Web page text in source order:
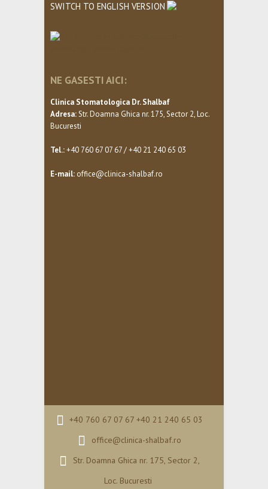
SWITCH TO ENGLISH VERSION
NE GASESTI AICI:
Clinica Stomatologica Dr. Shalbaf
Adresa:Str. Doamna Ghica nr. 175, Sector 2, Loc.
Bucuresti
Tel.:+40 760 67 07 67 / +40 21 240 65 03
E-mail: office@clinica-shalbaf.ro
+40 760 67 07 67 +40 21 240 65 03
office@clinica-shalbaf.ro
Str. Doamna Ghica nr. 175, Sector 2,
Loc. Bucuresti